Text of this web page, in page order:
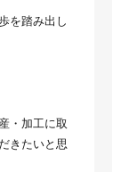
を踏み出し
・加工に取
きたいと思